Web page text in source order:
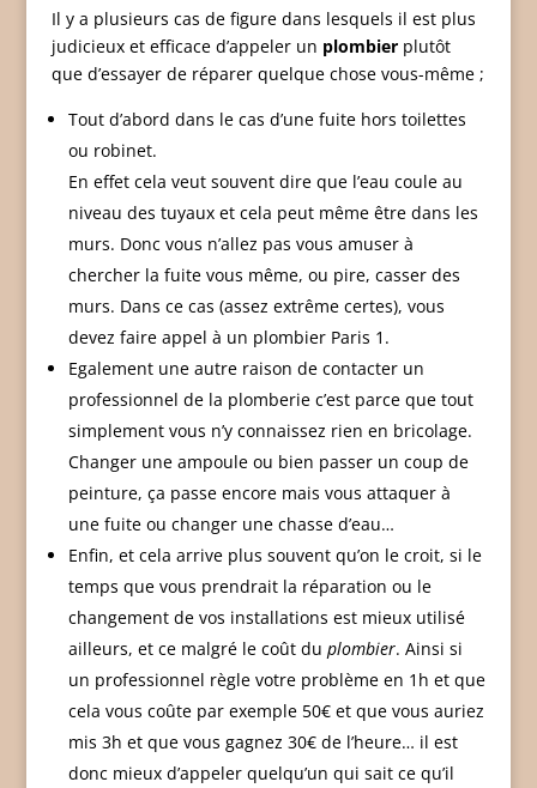
Il y a plusieurs cas de figure dans lesquels il est plus
judicieux et efficace d’appeler un plombierplutôt
que d’essayer de réparer quelque chose vous-même ;
Tout d’abord dans le cas d’une fuite hors toilettes
ou robinet.
En effet cela veut souvent dire que l’eau coule au
niveau des tuyaux et cela peut même être dans les
murs. Donc vous n’allez pas vous amuser à
chercher la fuite vous même, ou pire, casser des
murs. Dans ce cas (assez extrême certes), vous
devez faire appel à un plombier Paris 1.
Egalement une autre raison de contacter un
professionnel de la plomberie c’est parce que tout
simplement vous n’y connaissez rien en bricolage.
Changer une ampoule ou bien passer un coup de
peinture, ça passe encore mais vous attaquer à
une fuite ou changer une chasse d’eau…
Enfin, et cela arrive plus souvent qu’on le croit, si le
temps que vous prendrait la réparation ou le
changement de vos installations est mieux utilisé
ailleurs, et ce malgré le coût du plombier. Ainsi si
un professionnel règle votre problème en 1h et que
cela vous coûte par exemple 50€ et que vous auriez
mis 3h et que vous gagnez 30€ de l’heure… il est
donc mieux d’appeler quelqu’un qui sait ce qu’il